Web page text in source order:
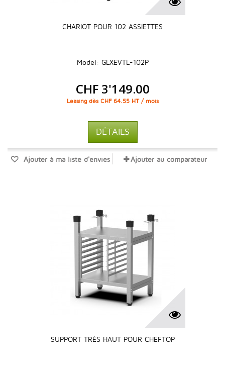
CHARIOT POUR 102 ASSIETTES
Model: GLXEVTL-102P
CHF 3'149.00
Leasing dès CHF 64.55 HT / mois
DÉTAILS
Ajouter à ma liste d'envies Ajouter au comparateur
SUPPORT TRÈS HAUT POUR CHEFTOP